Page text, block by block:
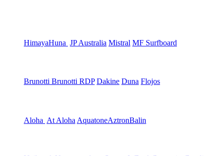
HimayaHuna JP Australia Mistral MF Surfboard
Brunotti Brunotti RDP Dakine Duna Flojos
Aloha At Aloha AquatoneAztronBalin